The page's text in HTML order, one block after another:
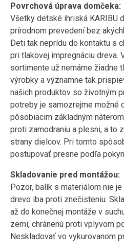
Povrchová úprava domčeka:
Všetky detské ihriská KARIBU
prírodnom prevedení bez
Deti tak neprídu do kontaktu s
pri tlakovej impregnáciu dreva.
sortimente už nemáme žiadne
výrobky a významne tak
našich produktov so životným
potreby je samozrejme možné
pôsobiacim základným
proti zamodraniu a plesni, a to
strany dielcov. Pri tomto
postupovať presne podľa
Skladovanie pred montážou:
Pozor, balík s materiálom nie
drevo iba proti znečisteniu.
až do konečnej montáže v
zemi, chránenú proti vplyvom
Neskladovať vo vykurovanom